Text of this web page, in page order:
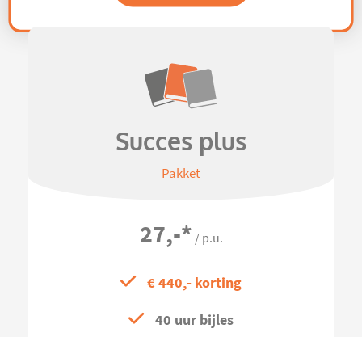
Succes plus
Pakket
27,-* / p.u.
€ 440,- korting
40 uur bijles